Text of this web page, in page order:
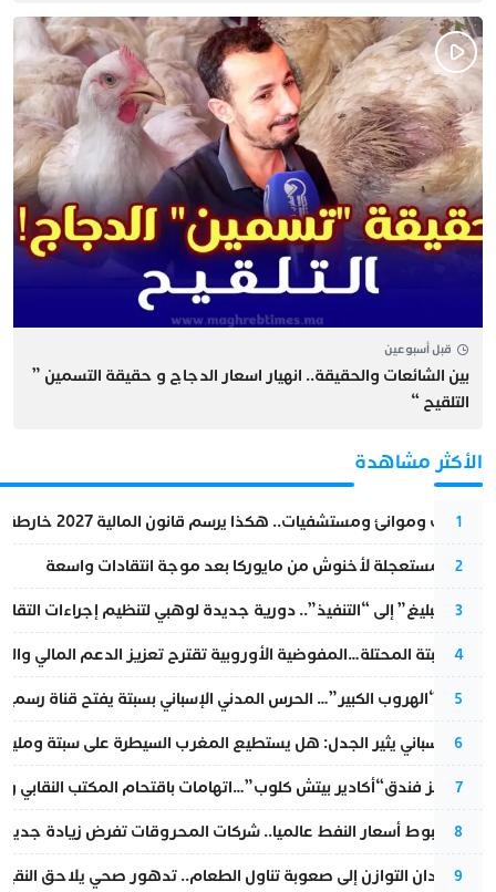
قبل أسبوعين
بين الشائعات والحقيقة.. انهيار اسعار الدجاج و حقيقة التسمين ”
التلقيح “
الأكثر مشاهدة
1
قطارات وموانئ ومستشفيات.. هكذا يرسم قانون المالية 2027 خارطة المغرب المقبل
2
عودة مستعجلة لأخنوش من مايوركا بعد موجة انتقادات واسعة
3
من “التبليغ” إلى “التنفيذ”.. دورية جديدة لوهبي لتنظيم إجراءات
4
أزمة سبتة المحتلة…المفوضية الأوروبية تقترح تعزيز الدعم المالي
5
عملية “الهروب الكبير”… الحرس المدني الإسباني بسبتة يفتح قناة
6
تقرير إسباني يثير الجدل: هل يستطيع المغرب السيطرة على سبتة
7
أزمة تهز فندق“أكادير بيتش كلوب”…اتهامات باقتحام المكتب النقابي
8
رغم هبوط أسعار النفط عالميا.. شركات المحروقات تفرض زيادة
9
من فقدان التوازن إلى صعوبة تناول الطعام.. تدهور صحي يلاحق النقيب